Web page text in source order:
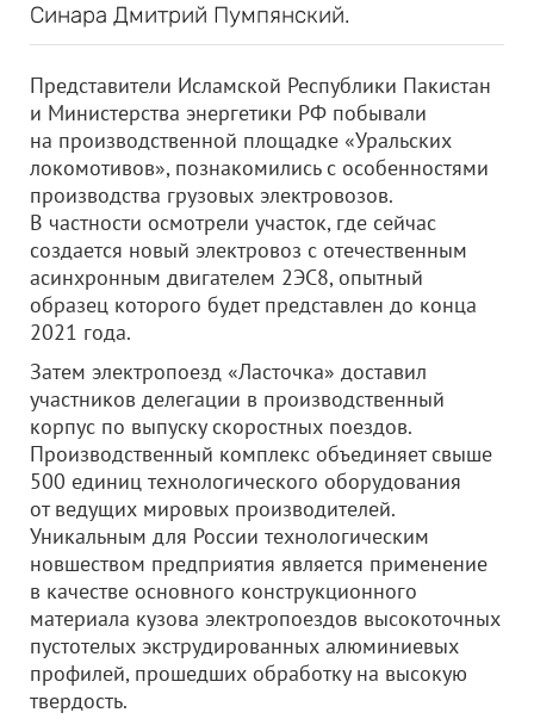
Синара Дмитрий Пумпянский.
Представители Исламской Республики Пакистан
и Министерства энергетики РФ побывали
на производственной площадке «Уральских
локомотивов», познакомились с особенностями
производства грузовых электровозов.
В частности осмотрели участок, где сейчас
создается новый электровоз с отечественным
асинхронным двигателем 2ЭС8, опытный
образец которого будет представлен до конца
2021 года.
Затем электропоезд «Ласточка» доставил
участников делегации в производственный
корпус по выпуску скоростных поездов.
Производственный комплекс объединяет свыше
500 единиц технологического оборудования
от ведущих мировых производителей.
Уникальным для России технологическим
новшеством предприятия является применение
в качестве основного конструкционного
материала кузова электропоездов высокоточных
пустотелых экструдированных алюминиевых
профилей, прошедших обработку на высокую
твердость.